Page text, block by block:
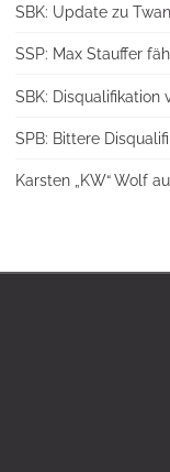
SBK: Update zu
SSP: Max Stauffer
SBK: Disqualifikation
SPB: Bittere
Karsten „KW“ Wolf